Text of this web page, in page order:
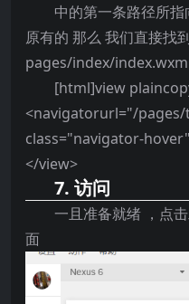
中的第一条路径所
原有的 那么 我们直接找
pages/index/
[html]view
<navigatorurl="/
class="navigator-
</view>
7. 访问
一且准备就绪 ，点
面